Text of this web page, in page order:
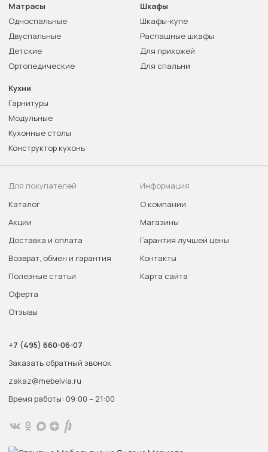
Матрасы
Односпальные
Двуспальные
Детские
Ортопедические
Шкафы
Шкафы-купе
Распашные шкафы
Для прихожей
Для спальни
Кухни
Гарнитуры
Модульные
Кухонные столы
Конструктор кухонь
Для покупателей
Каталог
Акции
Доставка и оплата
Возврат, обмен и гарантия
Полезные статьи
Оферта
Отзывы
Информация
О компании
Магазины
Гарантия лучшей цены
Контакты
Карта сайта
+7 (495) 660-06-07
Заказать обратный звонок
zakaz@mebelvia.ru
Время работы: 09:00 – 21:00